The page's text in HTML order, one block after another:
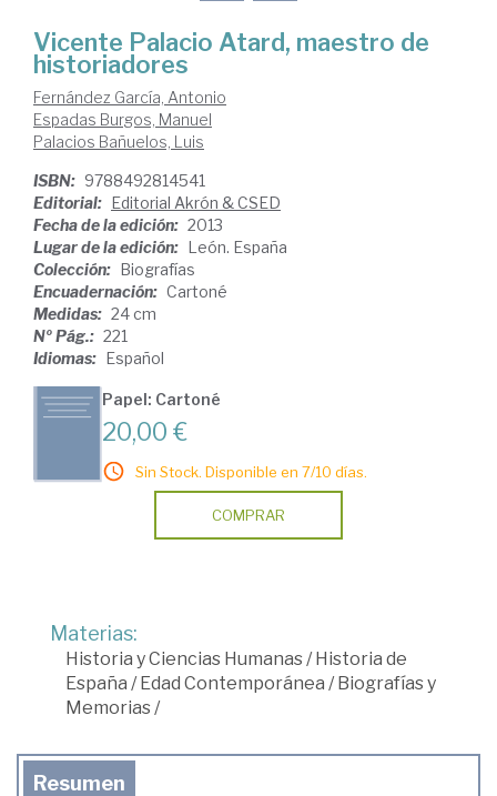
Vicente Palacio Atard, maestro de
historiadores
Fernández García, Antonio
Espadas Burgos, Manuel
Palacios Bañuelos, Luis
ISBN: 9788492814541
Editorial: Editorial Akrón & CSED
Fecha de la edición: 2013
Lugar de la edición: León. España
Colección: Biografías
Encuadernación: Cartoné
Medidas: 24 cm
Nº Pág.: 221
Idiomas: Español
Papel: Cartoné
20,00 €
Sin Stock. Disponible en 7/10 días.
COMPRAR
Materias:
Historia y Ciencias Humanas /Historia de
España /Edad Contemporánea /Biografías y
Memorias /
Resumen